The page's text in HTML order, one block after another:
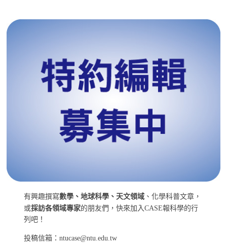
有興趣撰寫數學、地球科學、天文領域 、化學科普文章，
或採訪各領域專家的朋友們，快來加入CASE報科學的行
列吧！
投稿信箱：ntucase@ntu.edu.tw